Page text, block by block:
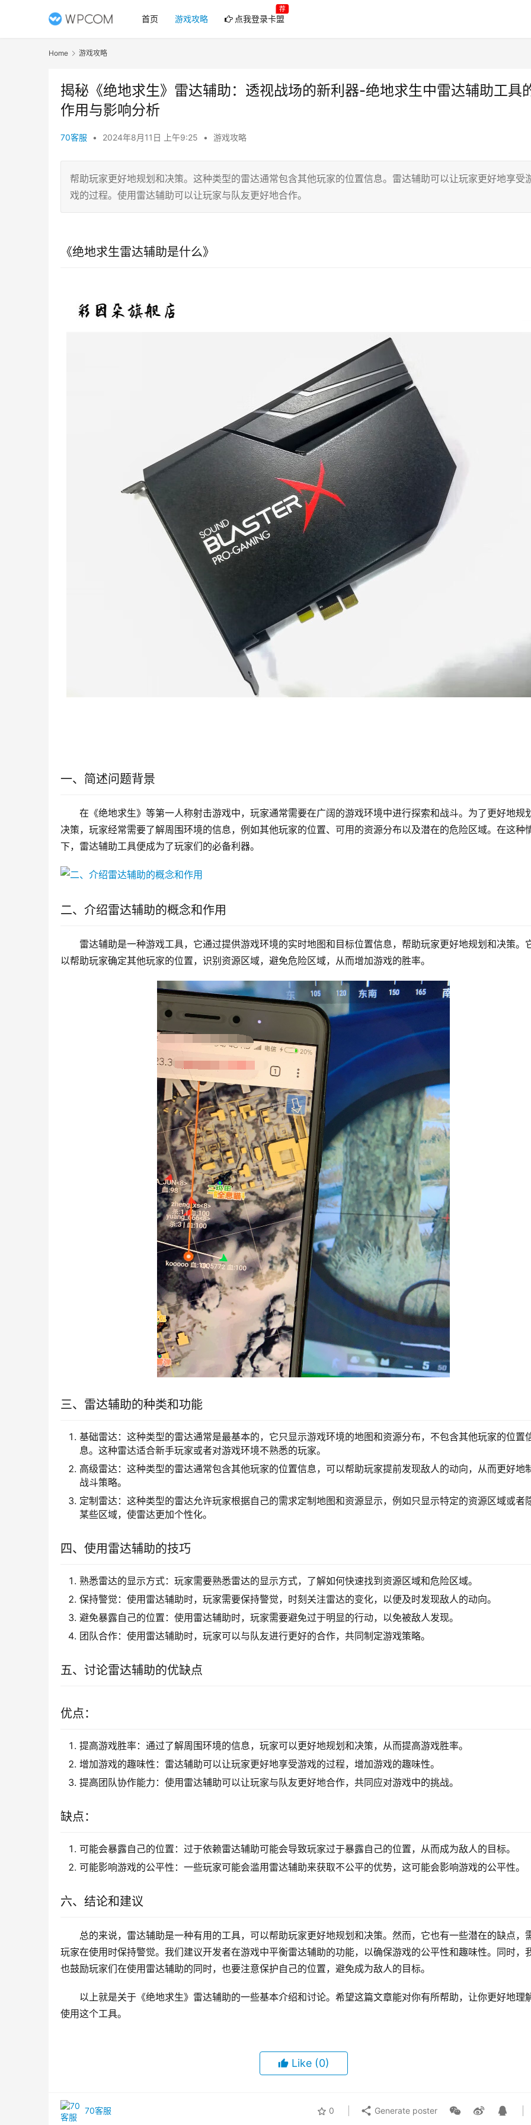
首页 游戏攻略 点我登录卡盟
荐
Home 游戏攻略
揭秘《绝地求生》雷达辅助：透视战场的新利器-绝地求生中雷达辅助工具
作用与影响分析
70客服 • 2024年8月11日 上午9:25 • 游戏攻略
帮助玩家更好地规划和决策。这种类型的雷达通常包含其他玩家的位置信息。雷达辅助可以让玩家更好地享受
戏的过程。使用雷达辅助可以让玩家与队友更好地合作。
《绝地求生雷达辅助是什么》
一、简述问题背景
在《绝地求生》等第一人称射击游戏中，玩家通常需要在广阔的游戏环境中进行探索和战斗。为了更好地规
决策，玩家经常需要了解周围环境的信息，例如其他玩家的位置、可用的资源分布以及潜在的危险区域。在这种
下，雷达辅助工具便成为了玩家们的必备利器。
二、介绍雷达辅助的概念和作用
雷达辅助是一种游戏工具，它通过提供游戏环境的实时地图和目标位置信息，帮助玩家更好地规划和决策。
以帮助玩家确定其他玩家的位置，识别资源区域，避免危险区域，从而增加游戏的胜率。
三、雷达辅助的种类和功能
基础雷达：这种类型的雷达通常是最基本的，它只显示游戏环境的地图和资源分布，不包含其他玩家的位置
息。这种雷达适合新手玩家或者对游戏环境不熟悉的玩家。
高级雷达：这种类型的雷达通常包含其他玩家的位置信息，可以帮助玩家提前发现敌人的动向，从而更好地
战斗策略。
定制雷达：这种类型的雷达允许玩家根据自己的需求定制地图和资源显示，例如只显示特定的资源区域或者
某些区域，使雷达更加个性化。
四、使用雷达辅助的技巧
熟悉雷达的显示方式：玩家需要熟悉雷达的显示方式，了解如何快速找到资源区域和危险区域。
保持警觉：使用雷达辅助时，玩家需要保持警觉，时刻关注雷达的变化，以便及时发现敌人的动向。
避免暴露自己的位置：使用雷达辅助时，玩家需要避免过于明显的行动，以免被敌人发现。
团队合作：使用雷达辅助时，玩家可以与队友进行更好的合作，共同制定游戏策略。
五、讨论雷达辅助的优缺点
优点：
提高游戏胜率：通过了解周围环境的信息，玩家可以更好地规划和决策，从而提高游戏胜率。
增加游戏的趣味性：雷达辅助可以让玩家更好地享受游戏的过程，增加游戏的趣味性。
提高团队协作能力：使用雷达辅助可以让玩家与队友更好地合作，共同应对游戏中的挑战。
缺点：
可能会暴露自己的位置：过于依赖雷达辅助可能会导致玩家过于暴露自己的位置，从而成为敌人的目标。
可能影响游戏的公平性：一些玩家可能会滥用雷达辅助来获取不公平的优势，这可能会影响游戏的公平性。
六、结论和建议
总的来说，雷达辅助是一种有用的工具，可以帮助玩家更好地规划和决策。然而，它也有一些潜在的缺点，
玩家在使用时保持警觉。我们建议开发者在游戏中平衡雷达辅助的功能，以确保游戏的公平性和趣味性。同时，
也鼓励玩家们在使用雷达辅助的同时，也要注意保护自己的位置，避免成为敌人的目标。
以上就是关于《绝地求生》雷达辅助的一些基本介绍和讨论。希望这篇文章能对你有所帮助，让你更好地理
使用这个工具。
Like (0)
70客服 0 Generate poster